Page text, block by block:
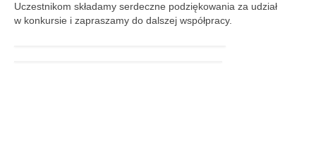
Katalog On-line
Uczestnikom składamy serdeczne podziękowania za udział
w konkursie i zapraszamy do dalszej współpracy.